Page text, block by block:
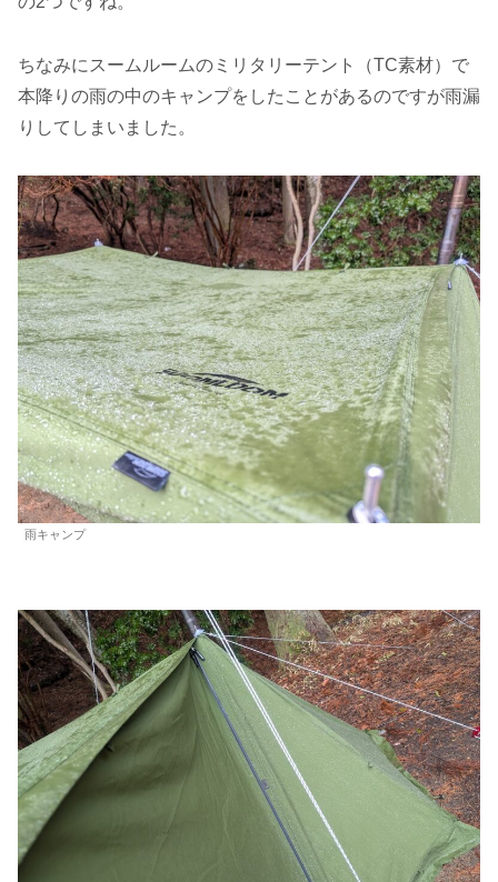
ちなみにスームルームのミリタリーテント（TC素材）で
本降りの雨の中のキャンプをしたことがあるのですが雨漏
りしてしまいました。
雨キャンプ